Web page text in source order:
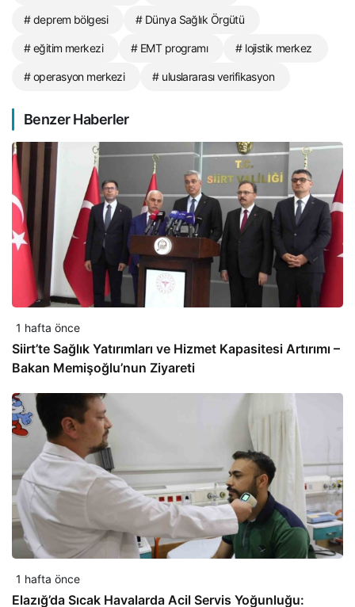
# deprem bölgesi # Dünya Sağlık Örgütü
# eğitim merkezi # EMT programı # lojistik merkez
# operasyon merkezi # uluslararası verifikasyon
Benzer Haberler
1 hafta önce
Siirt’te Sağlık Yatırımları ve Hizmet Kapasitesi Artırımı –
Bakan Memişoğlu’nun Ziyareti
1 hafta önce
Elazığ’da Sıcak Havalarda Acil Servis Yoğunluğu: